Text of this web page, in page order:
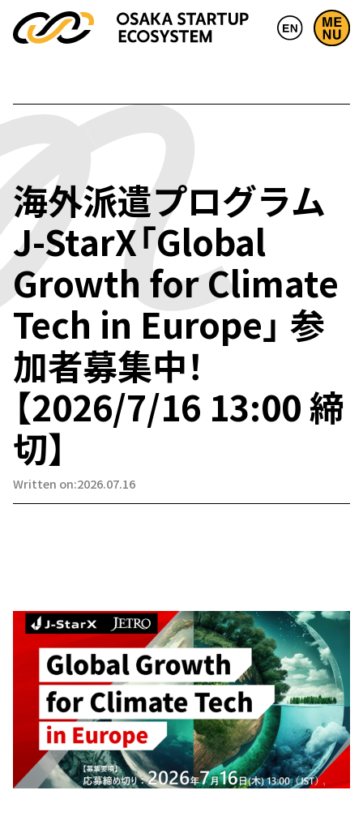
海外派遣プログラム
J-StarX「Global
Growth for Climate
Tech in Europe」 参
加者募集中！
【2026/7/16 13:00 締
切】
Written on:2026.07.16